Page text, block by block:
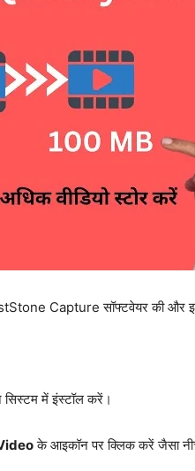
Capture सॉफ्टवेयर की और
में इंस्टॉल करें।
के आइकॉन पर क्लिक करें जैसा